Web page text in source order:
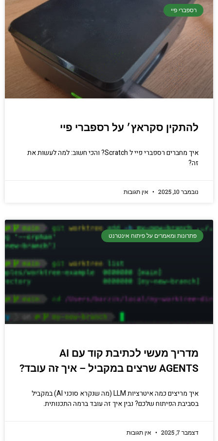
יסודי וחשוב שגם מתכנתים מנוסים לא תמיד
הכנסו עכשיו
רספברי פיי
להתקין סקראץ׳ על רספברי פיי
איך מחברים רספברי פיי ל Scratch? והכי חשוב: למה לעשות את
זה?
נובמבר 10, 2025 אין תגובות
פתרונות ומאמרים על פיתוח אינטרנט
מדריך מעשי לכתיבת קוד עם AI
AGENTS שרצים במקביל – איך זה עובד?
איך מריצים כמה איטרציות LLM (מה שנקרא סוכני AI) במקביל
בסביבת הפיתוח שלכם? נבין איך זה עובד ברמה התכנותית.
דצמבר 7, 2025 אין תגובות